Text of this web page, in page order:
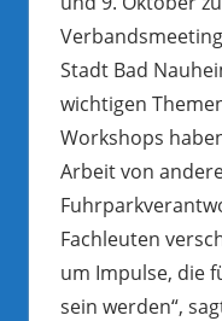
Stadt Bad
wichtigen
Workshops
Arbeit von
Fachleuten
um Impulse, die
sein werden“,